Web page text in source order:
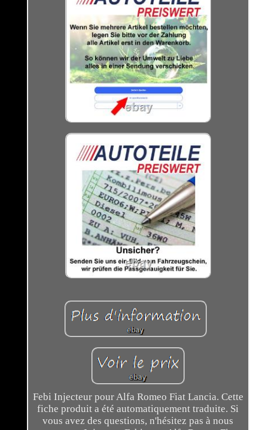
Febi Injecteur pour Alfa Romeo Fiat Lancia. Cette
fiche produit a été automatiquement traduite. Si
vous avez des questions, n'hésitez pas à nous